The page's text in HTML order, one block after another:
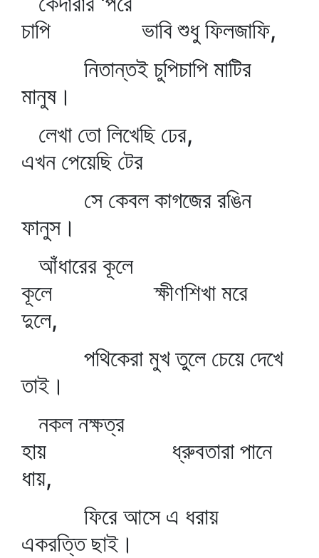
চাপি ভাবি শুধু ফিলজাফি,
নিতান্তই চুপিচাপি মাটির
মানুষ।
লেখা তো লিখেছি ঢের,
এখন পেয়েছি টের
সে কেবল কাগজের রঙিন
ফানুস।
আঁধারের কূলে
কূলে ক্ষীণশিখা মরে
দুলে,
পথিকেরা মুখ তুলে চেয়ে দেখে
তাই।
নকল নক্ষত্র
হায় ধ্রুবতারা পানে
ধায়,
ফিরে আসে এ ধরায়
একরত্তি ছাই।